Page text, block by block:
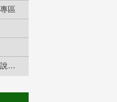
區
防制校園霸凌，勇敢說出來！